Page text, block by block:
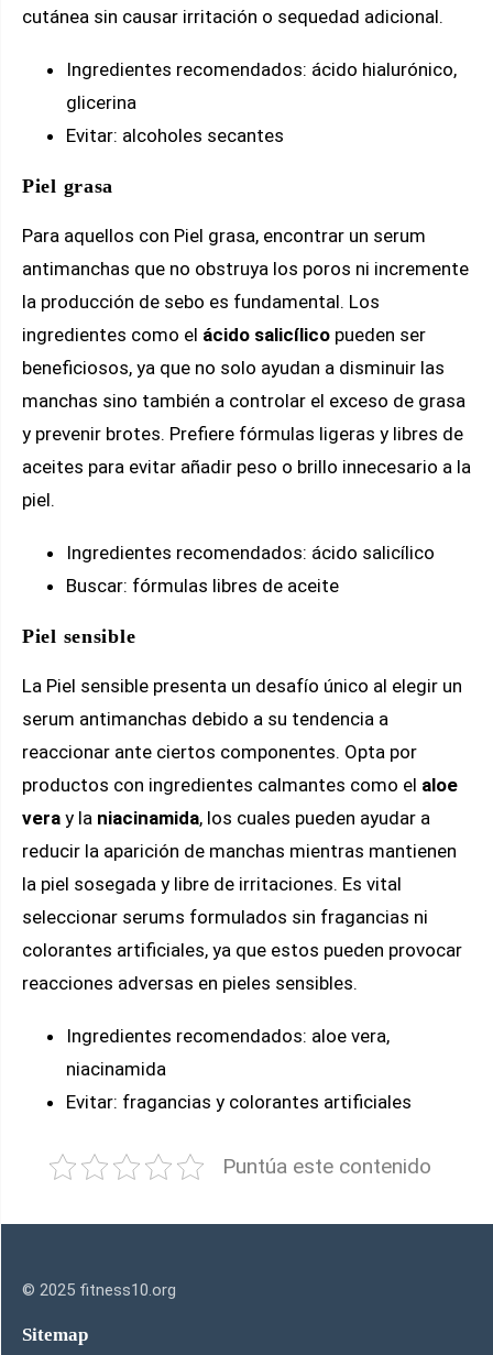
cutánea sin causar irritación o sequedad adicional.
Ingredientes recomendados: ácido hialurónico,
glicerina
Evitar: alcoholes secantes
Piel grasa
Para aquellos con Piel grasa, encontrar un serum
antimanchas que no obstruya los poros ni incremente
la producción de sebo es fundamental. Los
ingredientes como el ácido salicílico pueden ser
beneficiosos, ya que no solo ayudan a disminuir las
manchas sino también a controlar el exceso de grasa
y prevenir brotes. Prefiere fórmulas ligeras y libres de
aceites para evitar añadir peso o brillo innecesario a la
piel.
Ingredientes recomendados: ácido salicílico
Buscar: fórmulas libres de aceite
Piel sensible
La Piel sensible presenta un desafío único al elegir un
serum antimanchas debido a su tendencia a
reaccionar ante ciertos componentes. Opta por
productos con ingredientes calmantes como el aloe
vera y la niacinamida, los cuales pueden ayudar a
reducir la aparición de manchas mientras mantienen
la piel sosegada y libre de irritaciones. Es vital
seleccionar serums formulados sin fragancias ni
colorantes artificiales, ya que estos pueden provocar
reacciones adversas en pieles sensibles.
Ingredientes recomendados: aloe vera,
niacinamida
Evitar: fragancias y colorantes artificiales
Puntúa este contenido
© 2025 fitness10.org
Sitemap